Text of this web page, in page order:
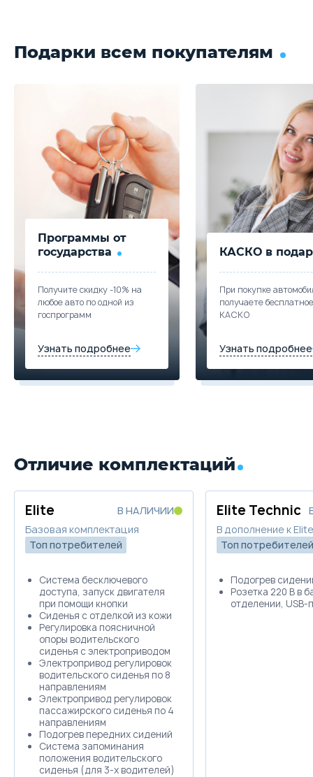
2 188 990 26 059
Trade-in
Забронировать
Подарки всем покупателям
Программы от
государства
Получите скидку -10% на
любое авто по одной из
госпрограмм
Узнать подробнее
КАСКО в
При покупке
получаете бесплатное
КАСКО
Узнать подробнее
Отличие комплектаций
Elite
В НАЛИЧИИ
Базовая комплектация
Топ потребителей
Система бесключевого
доступа, запуск двигателя
при помощи кнопки
Сиденья с отделкой из кожи
Регулировка поясничной
опоры водительского
сиденья с электроприводом
Электропривод регулировок
водительского сиденья по 8
направлениям
Электропривод регулировок
пассажирского сиденья по 4
направлениям
Подогрев передних сидений
Система запоминания
положения водительского
сиденья (для 3-х водителей)
Elite Technic
В дополнение к Elite
Топ потребителей
Подогрев
Розетка 220 В в
отделении, USB-